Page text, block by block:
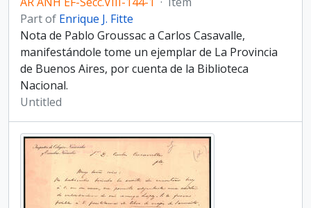
Part of Enrique J. Fitte
Nota de Pablo Groussac a Carlos Casavalle,
manifestándole tome un ejemplar de La Provincia
de Buenos Aires, por cuenta de la Biblioteca
Nacional.
Untitled